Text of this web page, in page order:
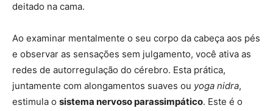
deitado na cama.
Ao examinar mentalmente o seu corpo da cabeça aos pés
e observar as sensações sem julgamento, você ativa as
redes de autorregulação do cérebro. Esta prática,
juntamente com alongamentos suaves ou yoga nidra,
estimula o sistema nervoso parassimpático. Este é o